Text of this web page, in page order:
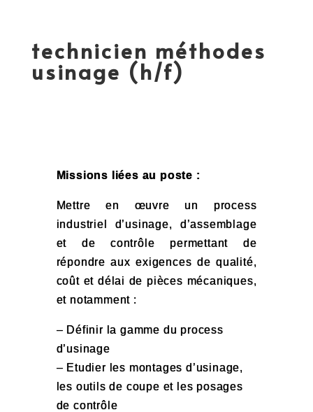
technicien méthodes
usinage (h/f)
Missions liées au poste :
Mettre en œuvre un process
industriel d’usinage, d’assemblage
et de contrôle permettant de
répondre aux exigences de qualité,
coût et délai de pièces mécaniques,
et notamment :
– Définir la gamme du process
d’usinage
– Etudier les montages d’usinage,
les outils de coupe et les posages
de contrôle